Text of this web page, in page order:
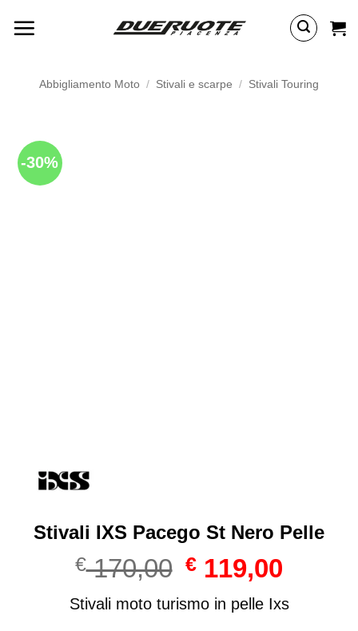
Abbigliamento Moto / Stivali e scarpe / Stivali Touring
-30%
Stivali IXS Pacego St Nero Pelle
€170,00 Il
prezzo
originale
€ 119,00
attuale
Stivali moto turismo in pelle Ixs